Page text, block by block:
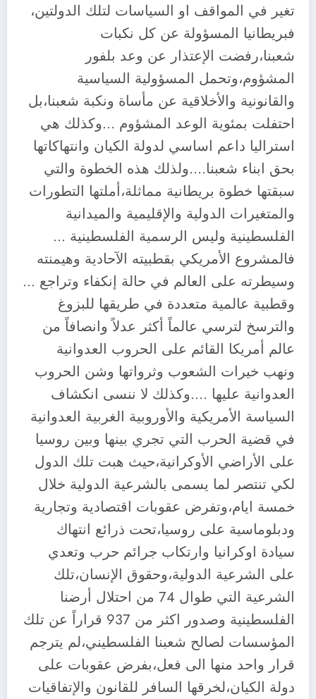
تغير في المواقف او السياسات لتلك الدولتين،
فبريطانيا المسؤولة عن كل نكبات
شعبنا،رفضت الإعتذار عن وعد بلفور
المشؤوم،وتحمل المسؤولية السياسية
والقانونية والأخلاقية عن مأساة ونكبة شعبنا،بل
احتفلت بمئوية الوعد المشؤوم …وكذلك هي
استراليا داعم اساسي لدولة الكيان وانتهاكاتها
بحق ابناء شعبنا….ولذلك هذه الخطوة والتي
سبقتها خطوة بريطانية مماثلة،أملتها التطورات
والمتغيرات الدولية والإقليمية والميدانية
الفلسطينية وليس الرسمية الفلسطينية …
فالمشروع الأمريكي بقطبيته الآحادية وهيمنته
وسيطرته على العالم في حالة إنكفاء وتراجع …
وقطبية عالمية متعددة في طريقها للبزوغ
والترسخ لترسي عالماً أكثر عدلاً وانصافاً من
عالم أمريكا القائم على الحروب العدوانية
ونهب خيرات الشعوب وثرواتها وشن الحروب
العدوانية عليها ….وكذلك لا ننسى انكشاف
السياسة الأمريكية والأوروبية الغربية العدوانية
في قضية الحرب التي تجري بينها وبين روسيا
على الأراضي الأوكرانية،حيث هبت تلك الدول
لكي تنتصر لما يسمى بالشرعية الدولية خلال
خمسة ايام،وتفرض عقوبات اقتصادية وتجارية
ودبلوماسية على روسيا،تحت ذرائع انتهاك
سيادة اوكرانيا وارتكاب جرائم حرب وتعدي
على الشرعية الدولية،وحقوق الإنسان،تلك
الشرعية التي طوال 74 من احتلال أرضنا
الفلسطينية وصدور اكثر من 937 قراراً عن تلك
المؤسسات لصالح شعبنا الفلسطيني،لم يترجم
قرار واحد منها الى فعل،بفرض عقوبات على
دولة الكيان،لخرقها السافر للقانون والإتفاقيات